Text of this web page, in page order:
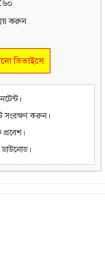
করুন
ডিভাইসে
সংরক্ষণ করুন।
ডাউনোড।